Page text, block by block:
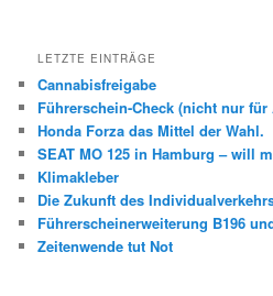
LETZTE EINTRÄGE
Cannabisfreigabe
Führerschein-Check (nicht nur für
Honda Forza das Mittel der Wahl.
SEAT MO 125 in Hamburg – will
Klimakleber
Die Zukunft des
Führerscheinerweiterung B196
Zeitenwende tut Not